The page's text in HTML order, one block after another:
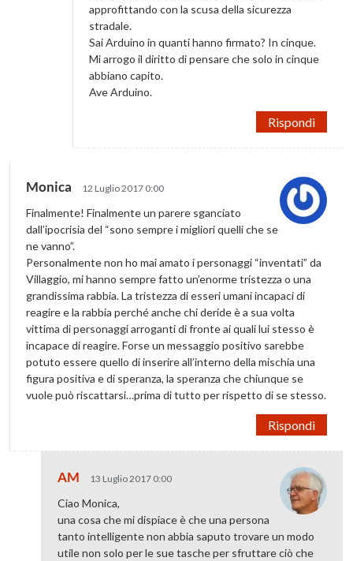
approfittando con la scusa della sicurezza
stradale.
Sai Arduino in quanti hanno firmato? In cinque.
Mi arrogo il diritto di pensare che solo in cinque
abbiano capito.
Ave Arduino.
Rispondi
Monica 12 Luglio 2017 0:00
Finalmente! Finalmente un parere sganciato
dall’ipocrisia del “sono sempre i migliori quelli che se
ne vanno”.
Personalmente non ho mai amato i personaggi “inventati” da
Villaggio, mi hanno sempre fatto un’enorme tristezza o una
grandissima rabbia. La tristezza di esseri umani incapaci di
reagire e la rabbia perché anche chi deride è a sua volta
vittima di personaggi arroganti di fronte ai quali lui stesso è
incapace di reagire. Forse un messaggio positivo sarebbe
potuto essere quello di inserire all’interno della mischia una
figura positiva e di speranza, la speranza che chiunque se
vuole può riscattarsi…prima di tutto per rispetto di se stesso.
Rispondi
AM 13 Luglio 2017 0:00
Ciao Monica,
una cosa che mi dispiace è che una persona
tanto intelligente non abbia saputo trovare un modo
utile non solo per le sue tasche per sfruttare ciò che